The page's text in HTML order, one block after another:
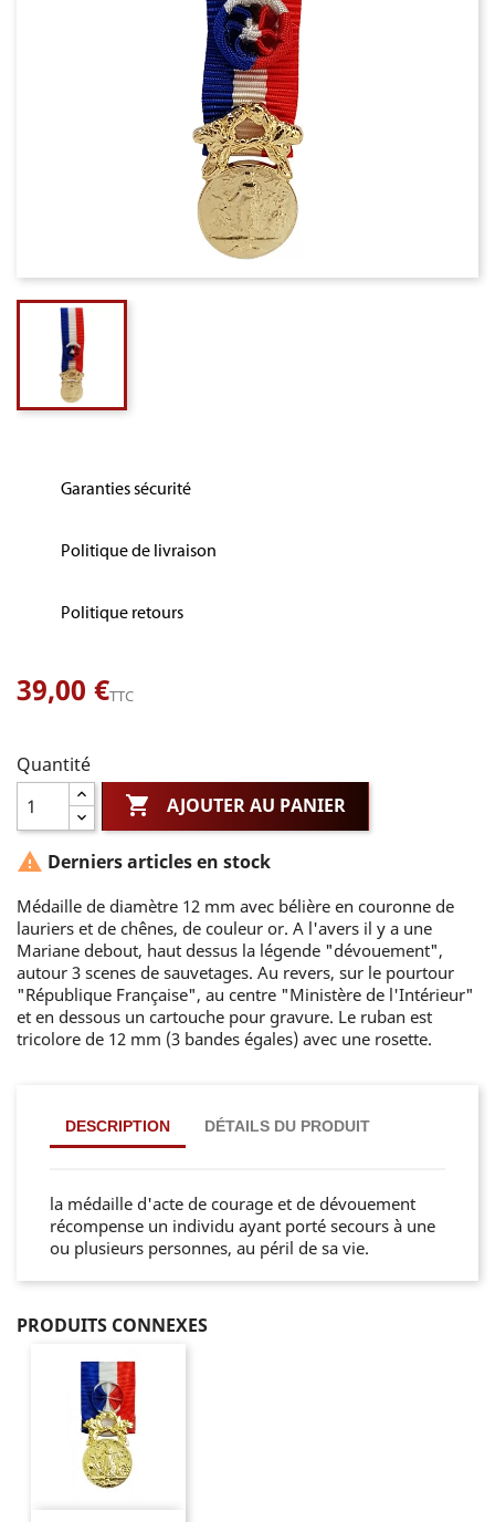
Garanties sécurité
Politique de livraison
Politique retours
39,00 €TTC
Quantité
 AJOUTER AU PANIER
 Derniers articles en stock
Médaille de diamètre 12 mm avec bélière en couronne de
lauriers et de chênes, de couleur or. A l'avers il y a une
Mariane debout, haut dessus la légende "dévouement",
autour 3 scenes de sauvetages. Au revers, sur le pourtour
"République Française", au centre "Ministère de l'Intérieur"
et en dessous un cartouche pour gravure. Le ruban est
tricolore de 12 mm (3 bandes égales) avec une rosette.
DESCRIPTION DÉTAILS DU PRODUIT
la médaille d'acte de courage et de dévouement
récompense un individu ayant porté secours à une
ou plusieurs personnes, au péril de sa vie.
PRODUITS CONNEXES